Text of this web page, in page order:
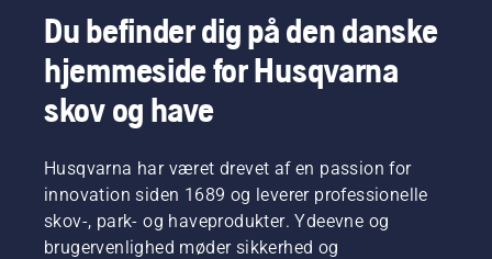
Du befinder dig på den danske
hjemmeside for Husqvarna
skov og have
Husqvarna har været drevet af en passion for
innovation siden 1689 og leverer professionelle
skov-, park- og haveprodukter. Ydeevne og
brugervenlighed møder sikkerhed og